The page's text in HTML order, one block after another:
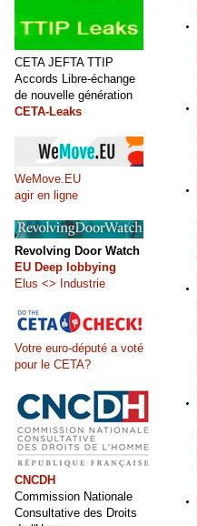
CETA JEFTA TTIP
Accords Libre-échange
de nouvelle génération
CETA-Leaks
WeMove.EU
agir en ligne
Revolving Door Watch
EU Deep lobbying
Elus <> Industrie
Votre euro-député a voté
pour le CETA?
CNCDH
Commission Nationale
Consultative des Droits